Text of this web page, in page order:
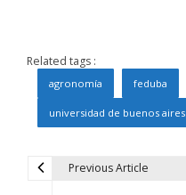
Related tags :
agronomía feduba
universidad de buenos aires
Previous Article